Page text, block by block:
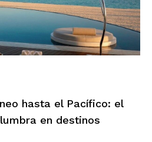
hasta el Pacífico: el
en destinos